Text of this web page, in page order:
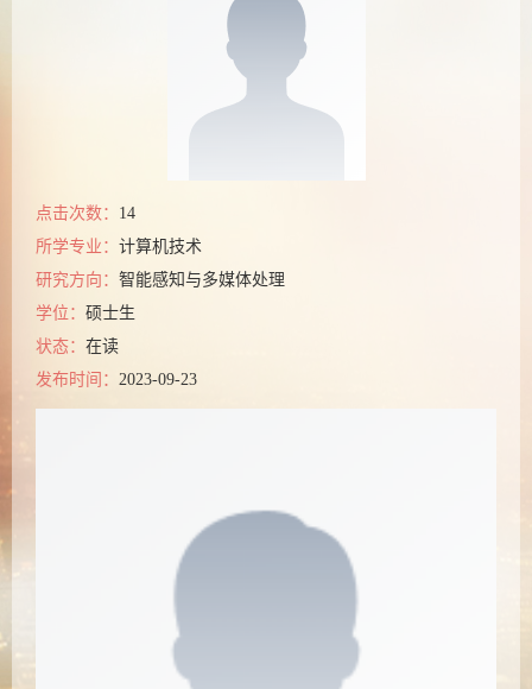
点击次数： 14
所学专业： 计算机技术
研究方向： 智能感知与多媒体处理
学位： 硕士生
状态： 在读
发布时间： 2023-09-23